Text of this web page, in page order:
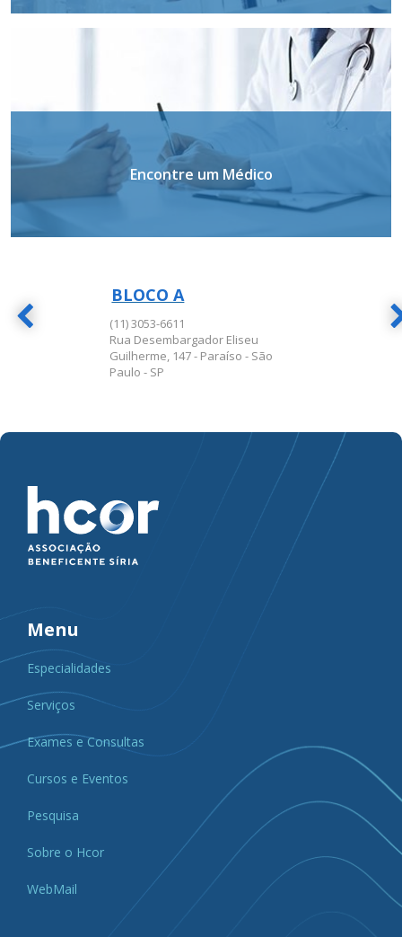
Encontre um Médico
BLOCO A
BLOCO A
(11) 3053-6611
Rua Desembargador Eliseu
Guilherme, 147 - Paraíso - São
Paulo - SP
Menu
Especialidades
Serviços
Exames e Consultas
Cursos e Eventos
Pesquisa
Sobre o Hcor
WebMail